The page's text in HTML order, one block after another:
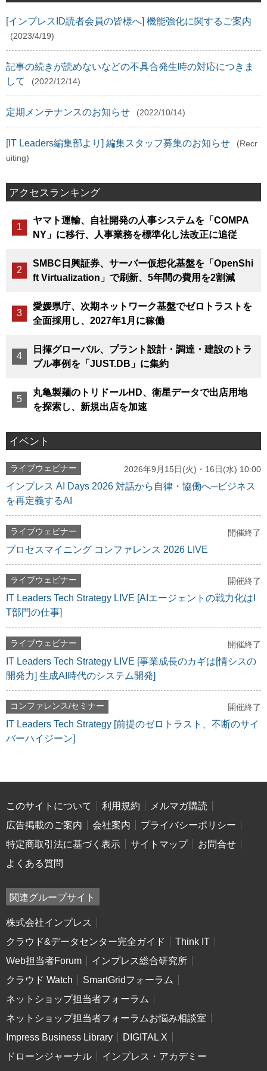
[インプレスID読者会員の皆様へ] 機能強化に関するご案内
(2023/4/19)
記事の続きが読めないなどの不具合発生時の対応につきま
して
(2022/12/14)
定期メンテナンスのお知らせ (2022/10/14)
[IT Leaders編集部より] 編集スタッフ募集のお知らせ
(Recr
uiting)
アクセスランキング
ヤマト運輸、自社開発の人事システムを「COMPA
NY」に移行、人事業務を標準化し法改正に追従
SMBC日興証券、サーバー仮想化基盤を「OpenShi
ft Virtualization」で刷新、5年間の費用を2割減
愛媛県庁、次期ネットワーク基盤でゼロトラストを
全面採用し、2027年1月に稼働
日揮グローバル、プラント設計・調達・建設のトラ
ブル事例を「JUST.DB」に集約
丸亀製麺のトリドールHD、衛星データで出店用地
を探索し、新規出店を加速
イベント
ライブウェビナー 2026年9月15日(火)・16日(水) 10:00
インプレス AI Days 2026 対話から自律・協働へ─ビジネス
を再定義するAI
ライブウェビナー 開催終了
プロセスマイニング コンファレンス 2026 LIVE
ライブウェビナー 開催終了
IT Leaders Tech Strategy LIVE [AIエージェントの戦力化はI
T部門の仕事]
ライブウェビナー 開催終了
IT Leaders Tech Strategy LIVE [事業成長のカギは[情シスの
開発力] 生成AI時代のシステム開発]
コンファレンス/セミナー 開催終了
IT Leaders Tech Strategy [前提のゼロトラスト、不断のサイ
バーハイジーン]
このサイトについて 利用規約
メルマガ購読
広告掲載のご案内
会社案内
プライバシーポリシー
特定商取引法に基づく表示
サイトマップ
お問合せ
よくある質問
関連グループサイト
株式会社インプレス
クラウド&データセンター完全ガイド
Think IT
Web担当者Forum
インプレス総合研究所
クラウド Watch
SmartGridフォーラム
ネットショップ担当者フォーラム
ネットショップ担当者フォーラムお悩み相談室
Impress Business Library
DIGITAL X
ドローンジャーナル
インプレス・アカデミー